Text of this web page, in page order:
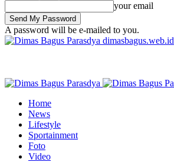
your email
A password will be e-mailed to you.
dimasbagus.web.id
Home
News
Lifestyle
Sportainment
Foto
Video